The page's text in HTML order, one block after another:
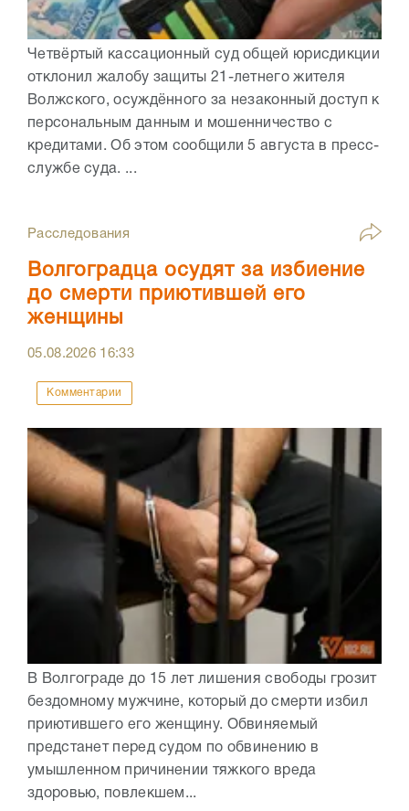
Четвёртый кассационный суд общей юрисдикции
отклонил жалобу защиты 21-летнего жителя
Волжского, осуждённого за незаконный доступ к
персональным данным и мошенничество с
кредитами. Об этом сообщили 5 августа в пресс-
службе суда. ...
Расследования
Волгоградца осудят за избиение
до смерти приютившей его
женщины
05.08.2026 16:33
Комментарии
В Волгограде до 15 лет лишения свободы грозит
бездомному мужчине, который до смерти избил
приютившего его женщину. Обвиняемый
предстанет перед судом по обвинению в
умышленном причинении тяжкого вреда
здоровью, повлекшем...